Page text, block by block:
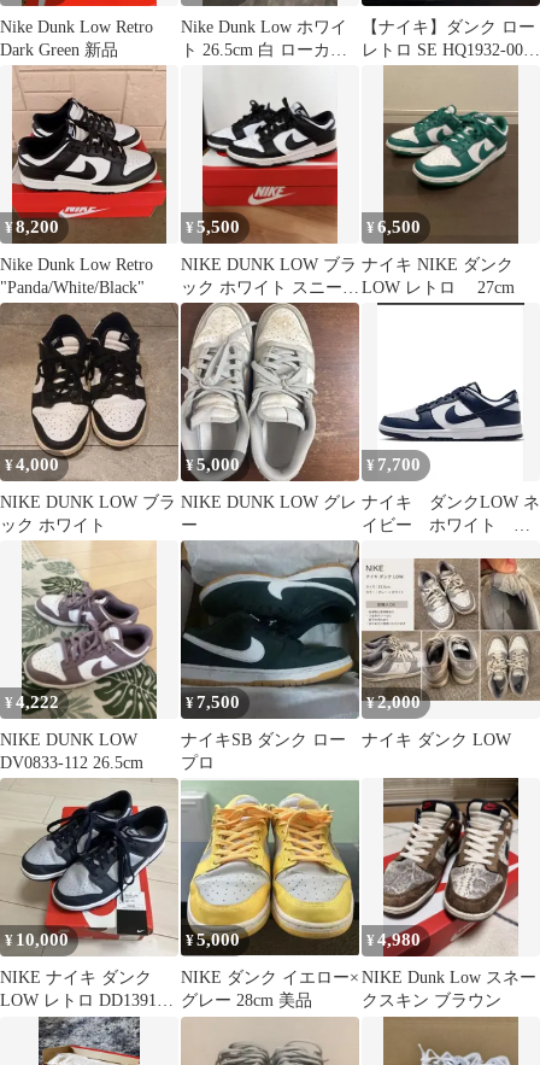
Nike Dunk Low Retro
Dark Green 新品
Nike Dunk Low ホワイ
ト 26.5cm 白 ローカッ
【ナイキ】ダンク ロー
レトロ SE HQ1932-001
¥8,200
Nike Dunk Low Retro
"Panda/White/Black"
¥5,500
NIKE DUNK LOW ブラ
ック ホワイト スニーカ
ー
¥6,500
ナイキ NIKE ダンク
LOW レトロ 27cm
¥4,000
NIKE DUNK LOW ブラ
ック ホワイト
¥5,000
NIKE DUNK LOW グレ
ー
¥ 7,700
ナイキ ダンクLOW ネ
イビー ホワイト
¥4,222
NIKE DUNK LOW
DV0833-112 26.5cm
¥7,500
ナイキSB ダンク ロー
プロ
¥2,000
ナイキ ダンク LOW
¥ 10,000
NIKE ナイキ ダンク
LOW レトロ DD1391-
003 サイズ27㎝
¥5,000
NIKE ダンク イエロー×
グレー 28cm 美品
¥4,980
NIKE Dunk Low スネー
クスキン ブラウン